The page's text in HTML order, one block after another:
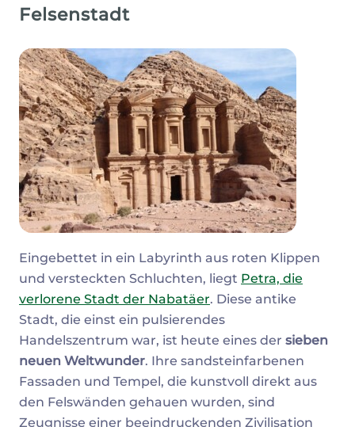
Felsenstadt
Eingebettet in ein Labyrinth aus roten Klippen
und versteckten Schluchten, liegt Petra, die
verlorene Stadt der Nabatäer. Diese antike
Stadt, die einst ein pulsierendes
Handelszentrum war, ist heute eines der sieben
neuen Weltwunder. Ihre sandsteinfarbenen
Fassaden und Tempel, die kunstvoll direkt aus
den Felswänden gehauen wurden, sind
Zeugnisse einer beeindruckenden Zivilisation